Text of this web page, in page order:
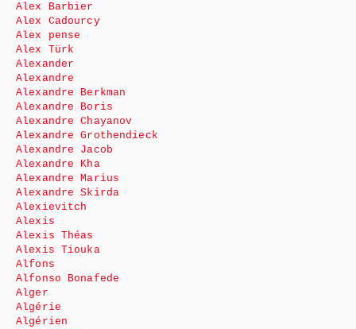
Alex Barbier
Alex Cadourcy
Alex pense
Alex Türk
Alexander
Alexandre
Alexandre Berkman
Alexandre Boris
Alexandre Chayanov
Alexandre Grothendieck
Alexandre Jacob
Alexandre Kha
Alexandre Marius
Alexandre Skirda
Alexievitch
Alexis
Alexis Théas
Alexis Tiouka
Alfons
Alfonso Bonafede
Alger
Algérie
Algérien